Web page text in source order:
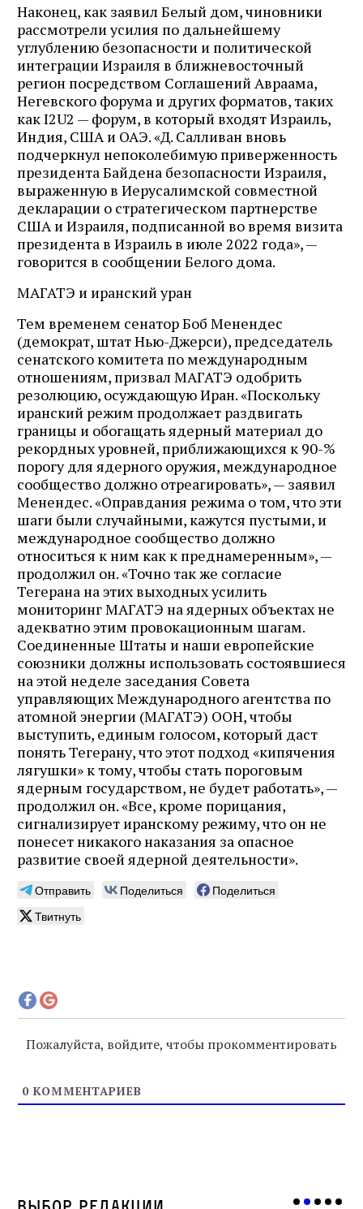
Наконец, как заявил Белый дом, чиновники
рассмотрели усилия по дальнейшему
углублению безопасности и политической
интеграции Израиля в ближневосточный
регион посредством Соглашений Авраама,
Негевского форума и других форматов, таких
как I2U2 — форум, в который входят Израиль,
Индия, США и ОАЭ. «Д. Салливан вновь
подчеркнул непоколебимую приверженность
президента Байдена безопасности Израиля,
выраженную в Иерусалимской совместной
декларации о стратегическом партнерстве
США и Израиля, подписанной во время визита
президента в Израиль в июле 2022 года», —
говорится в сообщении Белого дома.
МАГАТЭ и иранский уран
Тем временем сенатор Боб Менендес
(демократ, штат Нью-Джерси), председатель
сенатского комитета по международным
отношениям, призвал МАГАТЭ одобрить
резолюцию, осуждающую Иран. «Поскольку
иранский режим продолжает раздвигать
границы и обогащать ядерный материал до
рекордных уровней, приближающихся к 90-%
порогу для ядерного оружия, международное
сообщество должно отреагировать», — заявил
Менендес. «Оправдания режима о том, что эти
шаги были случайными, кажутся пустыми, и
международное сообщество должно
относиться к ним как к преднамеренным», —
продолжил он. «Точно так же согласие
Тегерана на этих выходных усилить
мониторинг МАГАТЭ на ядерных объектах не
адекватно этим провокационным шагам.
Соединенные Штаты и наши европейские
союзники должны использовать состоявшиеся
на этой неделе заседания Совета
управляющих Международного агентства по
атомной энергии (МАГАТЭ) ООН, чтобы
выступить, единым голосом, который даст
понять Тегерану, что этот подход «кипячения
лягушки» к тому, чтобы стать пороговым
ядерным государством, не будет работать», —
продолжил он. «Все, кроме порицания,
сигнализирует иранскому режиму, что он не
понесет никакого наказания за опасное
развитие своей ядерной деятельности».
Отправить Поделиться
Поделиться
Твитнуть
Пожалуйста, войдите, чтобы прокомментировать
0 КОММЕНТАРИЕВ